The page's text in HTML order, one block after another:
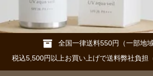
全国一律送料550円（一部地域
税込5,500円以上お買い上げで送料弊社負担